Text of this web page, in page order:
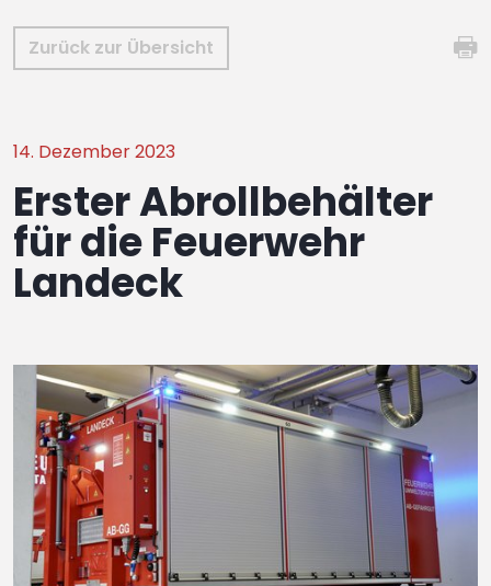
Zurück zur Übersicht
14. Dezember 2023
Erster Abrollbehälter
für die Feuerwehr
Landeck